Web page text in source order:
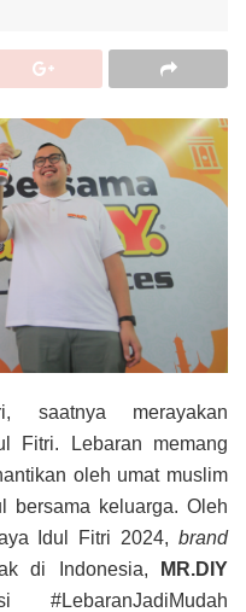
saatnya merayakan
Fitri. Lebaran memang
oleh umat muslim
bersama keluarga. Oleh
Idul Fitri 2024, brand
di Indonesia, MR.DIY